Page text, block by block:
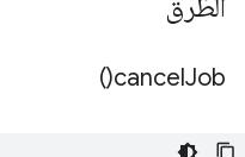
الطُرق
cancelJob(
)